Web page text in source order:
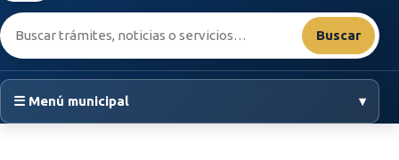
Buscar:
Buscar
☰ Menú municipal ▾